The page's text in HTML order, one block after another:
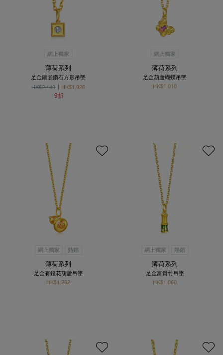
網上獨家
薄荷系列
足金鑲嵌鑽石方形吊墜
HK$2,140
HK$1,926
9折
網上獨家
薄荷系列
足金葫蘆蝴蝶吊墜
HK$1,010
網上獨家 熱銷
薄荷系列
足金有錢花葫蘆吊墜
HK$1,262
網上獨家 熱銷
薄荷系列
足金富貴竹吊墜
HK$1,060